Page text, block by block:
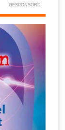
GESPONSORD